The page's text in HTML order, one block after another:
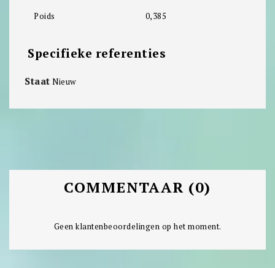
Poids 0,385
Specifieke referenties
Staat Nieuw
COMMENTAAR (0)
Geen klantenbeoordelingen op het moment.